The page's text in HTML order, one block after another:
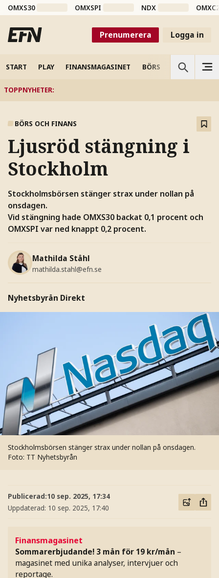
OMXS30 OMXSPI NDX
Prenumerera Logga in
START PLAY FINANSMAGASINET BÖRS VETENSKAP
TOPPNYHETER:
BÖRS OCH FINANS
Ljusröd stängning i
Stockholm
Stockholmsbörsen stänger strax under nollan på
onsdagen.
Vid stängning hade OMXS30 backat 0,1 procent och
OMXSPI var ned knappt 0,2 procent.
Mathilda Ståhl
mathilda.stahl@efn.se
Nyhetsbyrån Direkt
Stockholmsbörsen stänger strax under nollan på onsdagen.
Foto: TT Nyhetsbyrån
Publicerad:10 sep. 2025, 17:34
Uppdaterad: 10 sep. 2025, 17:40
Finansmagasinet
Sommarerbjudande! 3 mån för 19 kr/mån –
magasinet med unika analyser, intervjuer och
reportage.